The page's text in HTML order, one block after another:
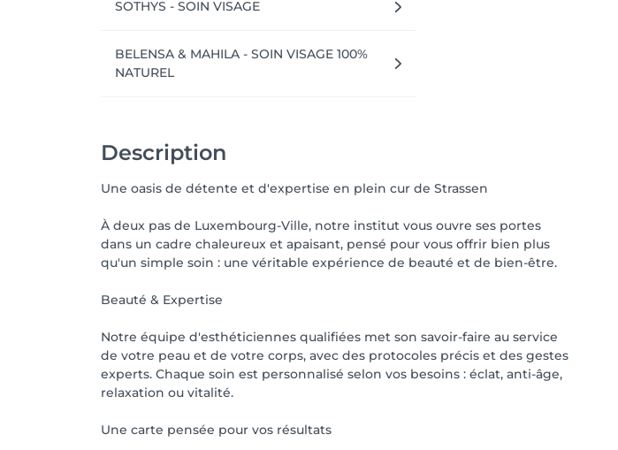
SOTHYS - SOIN VISAGE
BELENSA & MAHILA - SOIN VISAGE 100%
NATUREL
Description
Une oasis de détente et d'expertise en plein cur de Strassen
À deux pas de Luxembourg-Ville, notre institut vous ouvre ses portes
dans un cadre chaleureux et apaisant, pensé pour vous offrir bien plus
qu'un simple soin : une véritable expérience de beauté et de bien-être.
Beauté & Expertise
Notre équipe d'esthéticiennes qualifiées met son savoir-faire au service
de votre peau et de votre corps, avec des protocoles précis et des gestes
experts. Chaque soin est personnalisé selon vos besoins : éclat, anti-âge,
relaxation ou vitalité.
Une carte pensée pour vos résultats